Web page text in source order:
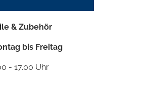
& Zubehör
bis Freitag
- 17.00 Uhr